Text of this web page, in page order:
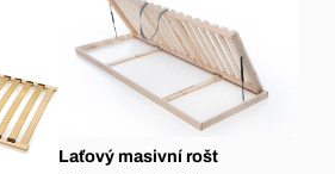
Laťový masivní rošt